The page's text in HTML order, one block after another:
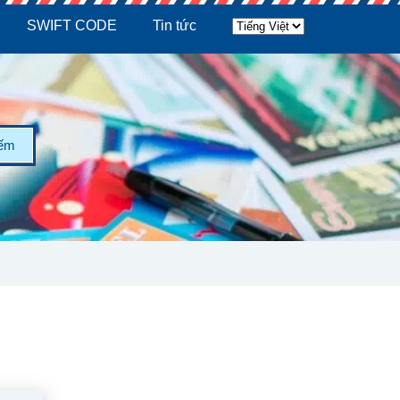
SWIFT CODE Tin tức